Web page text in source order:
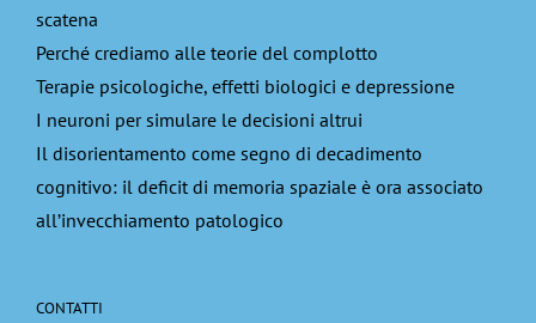
scatena
Perché crediamo alle teorie del complotto
Terapie psicologiche, effetti biologici e depressione
I neuroni per simulare le decisioni altrui
Il disorientamento come segno di decadimento
cognitivo: il deficit di memoria spaziale è ora associato
all’invecchiamento patologico
CONTATTI